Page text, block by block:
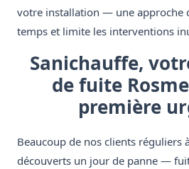
votre installation — une approche
temps et limite les interventions
Sanichauffe,
de fuite
première
Beaucoup de nos clients réguliers
découverts un jour de panne —